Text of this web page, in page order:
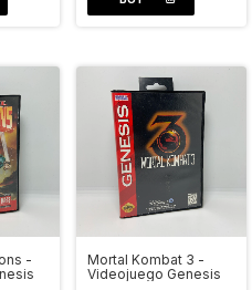
-
Mortal Kombat 3 -
Videojuego Genesis